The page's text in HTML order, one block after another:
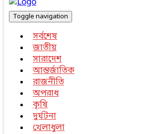
Toggle navigation
সর্বশেষ
জাতীয়
সারাদেশ
আন্তর্জাতিক
রাজনীতি
অপরাধ
কৃষি
দুর্ঘটনা
খেলাধুলা